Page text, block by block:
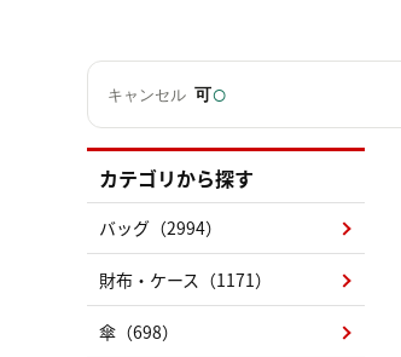
キャンセル 可○
カテゴリから探す
バッグ（2994）
財布・ケース（1171）
傘（698）